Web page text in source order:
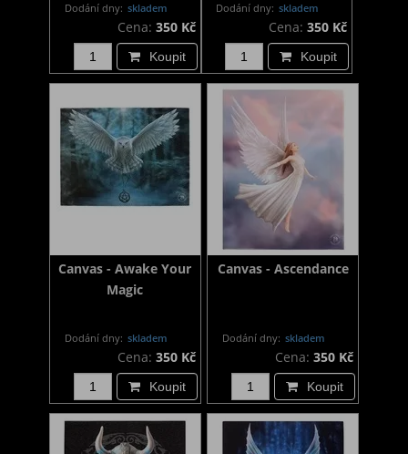
Dodání dny: skladem
Cena: 350 Kč
Koupit
Dodání dny: skladem
Cena:350 Kč
Koupit
Canvas - Awake Your
Magic
Dodání dny: skladem
Cena: 350 Kč
Koupit
Canvas - Ascendance
Dodání dny: skladem
Cena: 350 Kč
Koupit